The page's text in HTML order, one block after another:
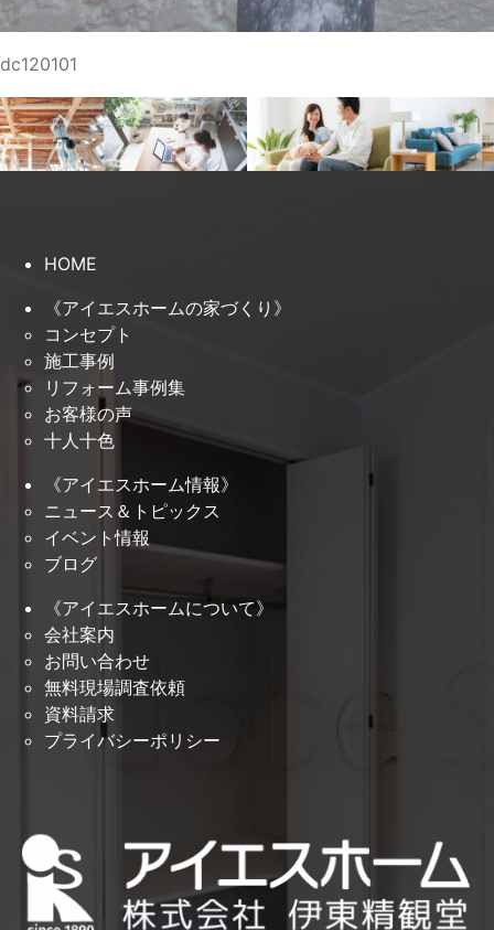
dc120101
HOME
《アイエスホームの家づくり》
コンセプト
施工事例
リフォーム事例集
お客様の声
十人十色
《アイエスホーム情報》
ニュース＆トピックス
イベント情報
ブログ
《アイエスホームについて》
会社案内
お問い合わせ
無料現場調査依頼
資料請求
プライバシーポリシー